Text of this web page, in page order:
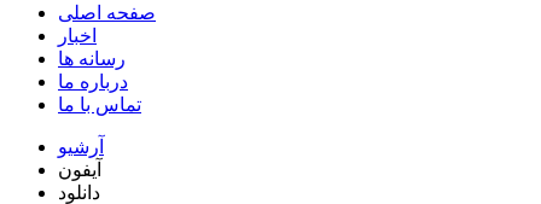
صفحه اصلی
اخبار
رسانه ها
درباره ما
تماس با ما
آرشیو
آیفون
دانلود